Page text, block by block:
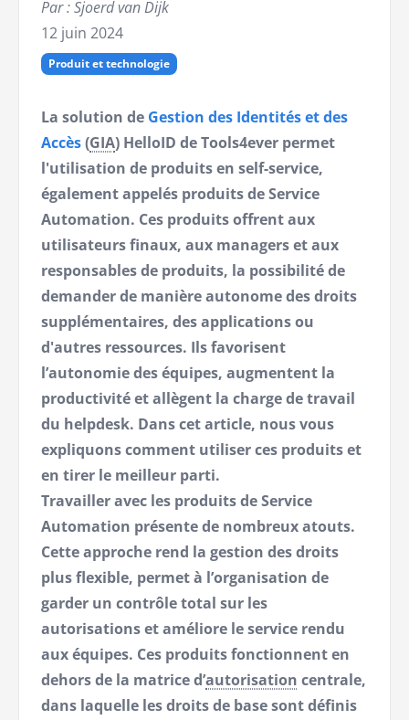
Par : Sjoerd van Dijk
12 juin 2024
Produit et technologie
La solution de Gestion des Identités et des
Accès(GIA) HelloID de Tools4ever permet
l'utilisation de produits en self-service,
également appelés produits de Service
Automation. Ces produits offrent aux
utilisateurs finaux, aux managers et aux
responsables de produits, la possibilité de
demander de manière autonome des droits
supplémentaires, des applications ou
d'autres ressources. Ils favorisent
l’autonomie des équipes, augmentent la
productivité et allègent la charge de travail
du helpdesk. Dans cet article, nous vous
expliquons comment utiliser ces produits et
en tirer le meilleur parti.
Travailler avec les produits de Service
Automation présente de nombreux atouts.
Cette approche rend la gestion des droits
plus flexible, permet à l’organisation de
garder un contrôle total sur les
autorisations et améliore le service rendu
aux équipes. Ces produits fonctionnent en
dehors de la matrice d’autorisation centrale,
dans laquelle les droits de base sont définis